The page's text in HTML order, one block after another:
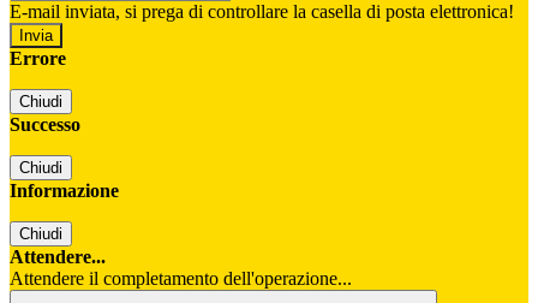
E-mail inviata, si prega di controllare la casella di posta elettronica!
Errore
Chiudi
Successo
Chiudi
Informazione
Chiudi
Attendere...
Attendere il completamento dell'operazione...